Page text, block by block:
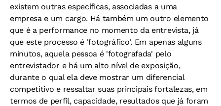
existem outras específicas, associadas a uma
empresa e um cargo. Há também um outro elemento
que é a performance no momento da entrevista, já
que este processo é 'fotográfico'. Em apenas alguns
minutos, aquela pessoa é 'fotografada' pelo
entrevistador e há um alto nível de exposição,
durante o qual ela deve mostrar um diferencial
competitivo e ressaltar suas principais fortalezas, em
termos de perfil, capacidade, resultados que já foram